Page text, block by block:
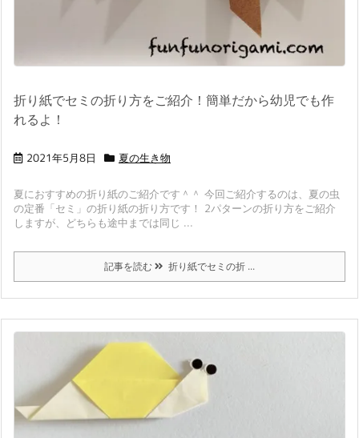
折り紙でセミの折り方をご紹介！簡単だから幼児でも作
れるよ！
2021年5月8日 夏の生き物
夏におすすめの折り紙のご紹介です＾＾ 今回ご紹介するのは、夏の虫
の定番「セミ」の折り紙の折り方です！ 2パターンの折り方をご紹介
しますが、どちらも途中までは同じ ...
記事を読む 折り紙でセミの折 ...